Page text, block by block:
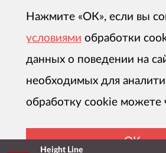
Height Line
Нажмите «ОК», если вы
условиями обработки
данных о поведении на
необходимых для
обработку cookie можете
ОК